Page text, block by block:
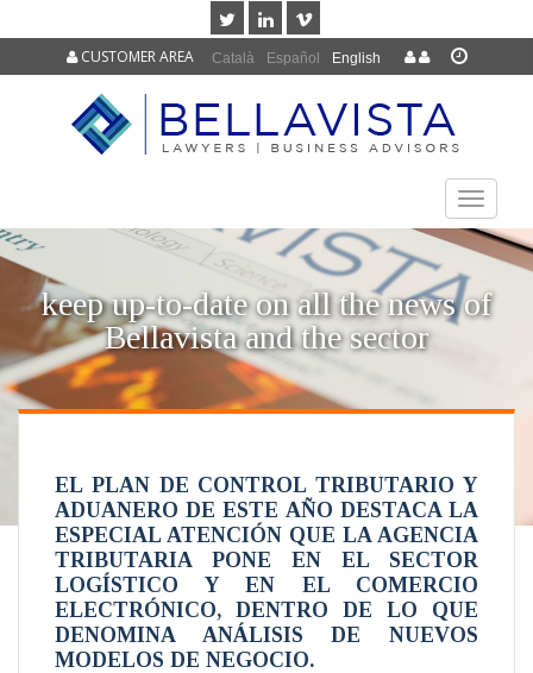
Català Español English
CUSTOMER AREA
TOGGLE
keep up-to-date on all the news of
Bellavista and the sector
EL PLAN DE CONTROL TRIBUTARIO Y
ADUANERO DE ESTE AÑO DESTACA LA
ESPECIAL ATENCIÓN QUE LA AGENCIA
TRIBUTARIA PONE EN EL SECTOR
LOGÍSTICO Y EN EL COMERCIO
ELECTRÓNICO, DENTRO DE LO QUE
DENOMINA ANÁLISIS DE NUEVOS
MODELOS DE NEGOCIO.